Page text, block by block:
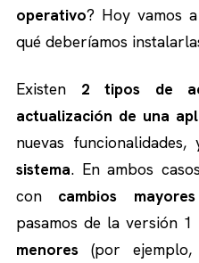
operativo? Hoy vamos
qué deberíamos
Existen 2 tipos de
actualización de una
nuevas funcionalidades,
sistema. En ambos
con cambios mayores
pasamos de la versión
menores (por